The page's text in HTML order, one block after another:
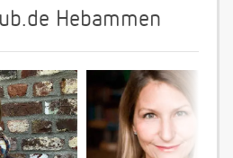
Hebammen